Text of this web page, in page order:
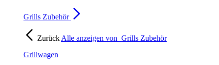
Grills Zubehör
Zurück Alle anzeigen von Grills Zubehör
Grillwagen